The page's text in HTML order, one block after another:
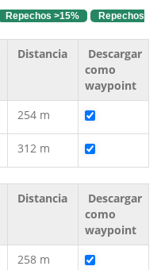
Repechos >15%
Repechos
Distancia
Descargar
como
waypoint
254 m
312 m
Distancia
Descargar
como
waypoint
258 m